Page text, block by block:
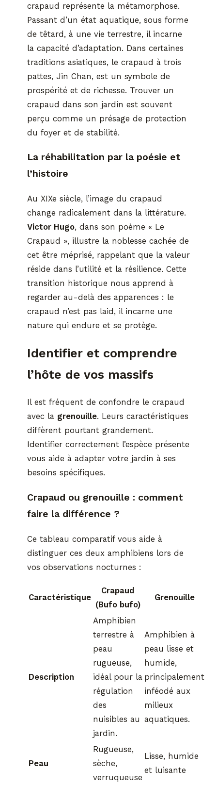
crapaud représente la métamorphose.
Passant d’un état aquatique, sous forme
de têtard, à une vie terrestre, il incarne
la capacité d’adaptation. Dans certaines
traditions asiatiques, le crapaud à trois
pattes, Jin Chan, est un symbole de
prospérité et de richesse. Trouver un
crapaud dans son jardin est souvent
perçu comme un présage de protection
du foyer et de stabilité.
La réhabilitation par la poésie et
l’histoire
Au XIXe siècle, l’image du crapaud
change radicalement dans la littérature.
Victor Hugo, dans son poème « Le
Crapaud », illustre la noblesse cachée de
cet être méprisé, rappelant que la valeur
réside dans l’utilité et la résilience. Cette
transition historique nous apprend à
regarder au-delà des apparences : le
crapaud n’est pas laid, il incarne une
nature qui endure et se protège.
Identifier et comprendre
l’hôte de vos massifs
Il est fréquent de confondre le crapaud
avec la grenouille. Leurs caractéristiques
diffèrent pourtant grandement.
Identifier correctement l’espèce présente
vous aide à adapter votre jardin à ses
besoins spécifiques.
Crapaud ou grenouille : comment
faire la différence ?
Ce tableau comparatif vous aide à
distinguer ces deux amphibiens lors de
vos observations nocturnes :
Caractéristique
Crapaud
(Bufo bufo)
Grenouille
Description
Amphibien
terrestre à
peau
rugueuse,
idéal pour la
régulation
des
nuisibles au
jardin.
Amphibien à
peau lisse et
humide,
principalement
inféodé aux
milieux
aquatiques.
Peau
Rugueuse,
sèche,
verruqueuse
Lisse, humide
et luisante